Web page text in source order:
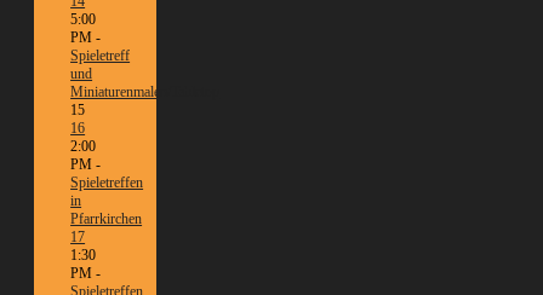
5:00
PM -
Spieletreff
und
Miniaturenmalen/Tabletop
15
16
2:00
PM -
Spieletreffen
in
Pfarrkirchen
17
1:30
PM -
Spieletreffen